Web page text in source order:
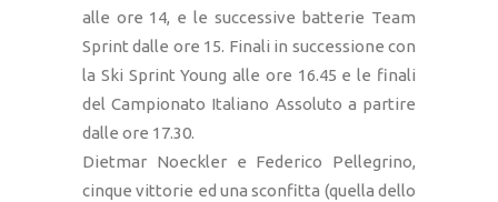
alle ore 14, e le successive batterie Team
Sprint dalle ore 15. Finali in successione con
la Ski Sprint Young alle ore 16.45 e le finali
del Campionato Italiano Assoluto a partire
dalle ore 17.30.
Dietmar Noeckler e Federico Pellegrino,
cinque vittorie ed una sconfitta (quella dello